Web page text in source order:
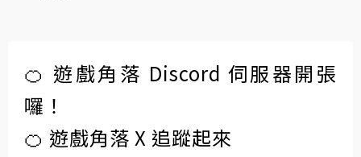
🍊 遊戲角落 Discord 伺服器開張
囉！
🍊 遊戲角落 X 追蹤起來